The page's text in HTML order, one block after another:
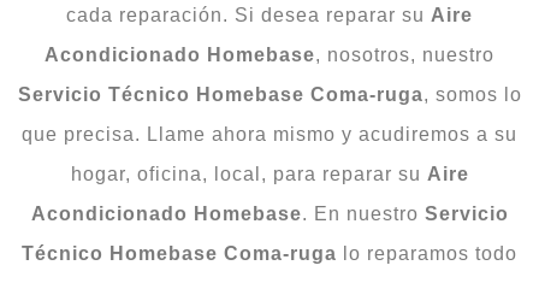
cada reparación. Si desea reparar su Aire
Acondicionado Homebase, nosotros, nuestro
Servicio Técnico Homebase Coma-ruga, somos lo
que precisa. Llame ahora mismo y acudiremos a su
hogar, oficina, local, para reparar su Aire
Acondicionado Homebase. En nuestro Servicio
Técnico Homebase Coma-ruga
lo reparamos todo